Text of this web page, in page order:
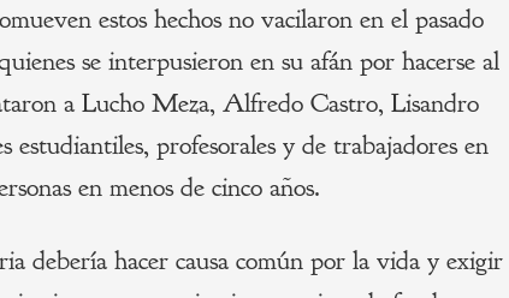
estos hechos no vacilaron en el pasado
se interpusieron en su afán por hacerse al
a Lucho Meza, Alfredo Castro, Lisandro
estudiantiles, profesorales y de trabajadores en
en menos de cinco años.
debería hacer causa común por la vida y exigir